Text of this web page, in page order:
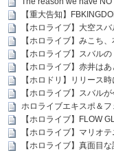
【重大告知】
【ホロライブ】大空ス
【ホロライブ】みこち
【ホロライブ】スバル
【ホロライブ】赤井は
【ホロドリ】リリース
【ホロライブ】スバル
ホロライブエキスポ＆
【ホロライブ】FLOW
【ホロライブ】マリオ
【ホロライブ】真面目